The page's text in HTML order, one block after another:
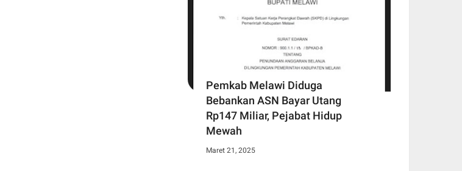
Pemkab Melawi Diduga
Bebankan ASN Bayar Utang
Rp147 Miliar, Pejabat Hidup
Mewah
Maret 21, 2025